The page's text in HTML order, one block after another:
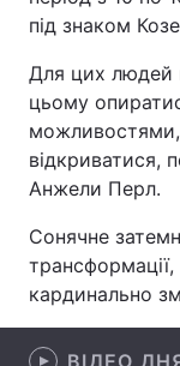
Економіка
Спорт
Зброя
під знаком
Для цих людей
цьому
можливостями,
відкриватися,
Анжели Перл.
Сонячне
кардинально
ВІДЕО